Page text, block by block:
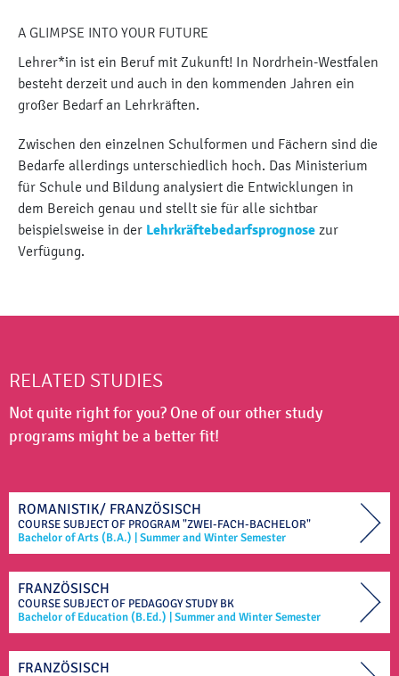
A GLIMPSE INTO YOUR FUTURE
Lehrer*in ist ein Beruf mit Zukunft! In Nordrhein-Westfalen
besteht derzeit und auch in den kommenden Jahren ein
großer Bedarf an Lehrkräften.
Zwischen den einzelnen Schulformen und Fächern sind die
Bedarfe allerdings unterschiedlich hoch. Das Ministerium
für Schule und Bildung analysiert die Entwicklungen in
dem Bereich genau und stellt sie für alle sichtbar
beispielsweise in der Lehrkräftebedarfsprognose zur
Verfügung.
RELATED STUDIES
Not quite right for you? One of our other study
programs might be a better fit!
ROMANISTIK/ FRANZÖSISCH
COURSE SUBJECT OF PROGRAM "ZWEI-FACH-BACHELOR"
Bachelor of Arts (B.A.)
Summer and Winter Semester
FRANZÖSISCH
COURSE SUBJECT OF PEDAGOGY STUDYBK
Bachelor of Education (B.Ed.)
Summer and Winter Semester
FRANZÖSISCH